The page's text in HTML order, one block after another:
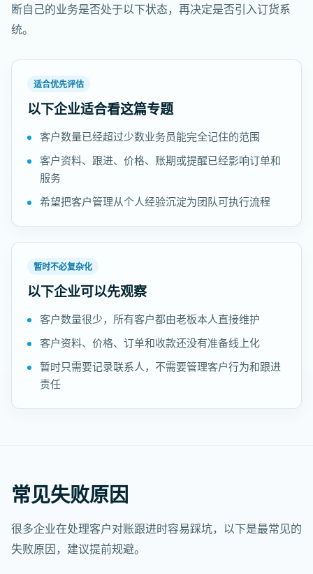
断自己的业务是否处于以下状态，再决定是否引入订货系
统。
适合优先评估
以下企业适合看这篇专题
客户数量已经超过少数业务员能完全记住的范围
客户资料、跟进、价格、账期或提醒已经影响订单和
服务
希望把客户管理从个人经验沉淀为团队可执行流程
暂时不必复杂化
以下企业可以先观察
客户数量很少，所有客户都由老板本人直接维护
客户资料、价格、订单和收款还没有准备线上化
暂时只需要记录联系人，不需要管理客户行为和跟进
责任
常见失败原因
很多企业在处理客户对账跟进时容易踩坑，以下是最常见的
失败原因，建议提前规避。